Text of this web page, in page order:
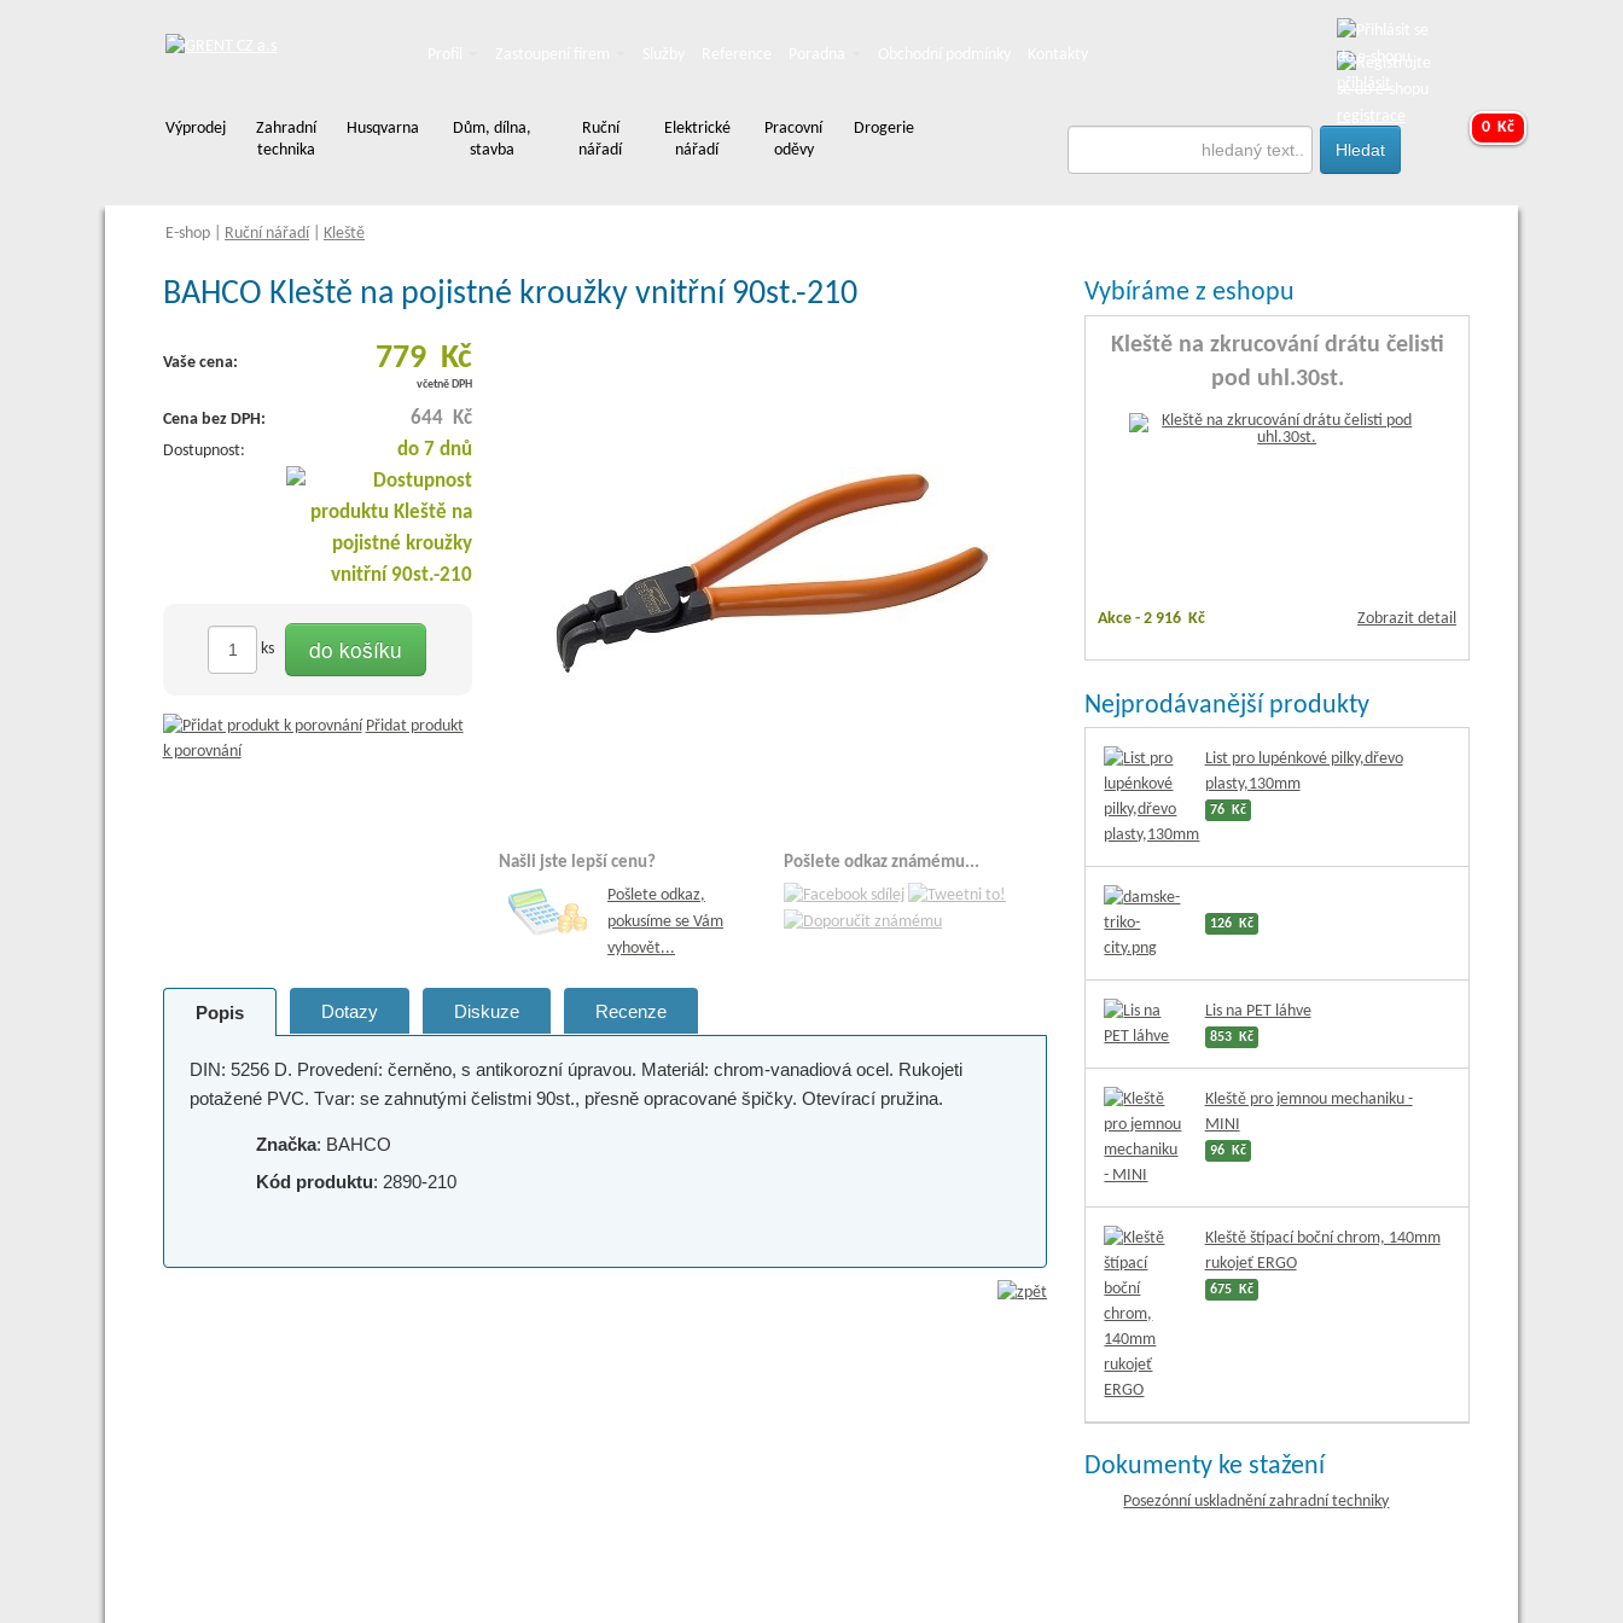
Výprodej
Zahradní
technika
Husqvarna
Dům, dílna,
stavba
Ruční
nářadí
Elektrické
nářadí
Pracovní
oděvy
Drogerie 0 Kč
E-shop Ruční nářadí Kleště
BAHCO Kleště na pojistné kroužky vnitřní 90st.-210
Našli jste lepší cenu?
Pošlete odkaz,
pokusíme se Vám
vyhovět...
Pošlete odkaz známému...
Vaše cena: 779 Kč
včetně DPH
Cena bez DPH: 644 Kč
Dostupnost: do 7 dnů
ks do košíku
Přidat produkt
k porovnání
Popis Dotazy Diskuze Recenze
DIN: 5256 D. Provedení: černěno, s antikorozní úpravou. Materiál: chrom-vanadiová ocel. Rukojeti
potažené PVC. Tvar: se zahnutými čelistmi 90st., přesně opracované špičky. Otevírací pružina.
Značka: BAHCO
Kód produktu: 2890-210
Vybíráme z eshopu
Kleště na zkrucování drátu čelisti
pod uhl.30st.
Akce -2 916 Kč Zobrazit detail
Nejprodávanější produkty
List pro lupénkové pilky,dřevo
plasty,130mm
76 Kč
126 Kč
Lis na PET láhve
853 Kč
Kleště pro jemnou mechaniku -
MINI
96 Kč
Kleště štípací boční chrom, 140mm
rukojeť ERGO
675 Kč
Dokumenty ke stažení
Posezónní uskladnění zahradní techniky